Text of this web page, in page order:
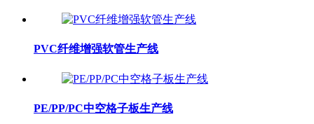
PVC纤维增强软管生产线
PE/PP/PC中空格子板生产线